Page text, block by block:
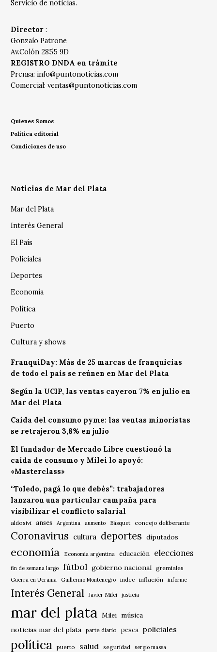
Servicio de noticias.
Director :
Gonzalo Patrone
Av.Colón 2855 9D
REGISTRO DNDA en trámite
Prensa: info@puntonoticias.com
Comercial:ventas@puntonoticias.com
Quienes Somos
Política editorial
Condiciones de uso
Noticias de Mar del Plata
Mar del Plata
Interés General
El País
Policiales
Deportes
Economía
Política
Puerto
Cultura y shows
FranquiDay: Más de 25 marcas de franquicias
de todo el país se reúnen en Mar del Plata
Según la UCIP, las ventas cayeron 7% en julio en
Mar del Plata
Caída del consumo pyme: las ventas minoristas
se retrajeron 3,8% en julio
El fundador de Mercado Libre cuestionó la
caída de consumo y Milei lo apoyó:
«Masterclass»
“Toledo, pagá lo que debés”: trabajadores
lanzaron una particular campaña para
visibilizar el conflicto salarial
aldosivi anses Argentina aumento Básquet concejo deliberante
Coronavirus cultura deportes diputados
economía Economía argentina educación elecciones
fin de semana largo fútbol gobierno nacional gremiales
Guerra en Ucrania Guillermo Montenegro indec inflación informe
Interés General Javier Milei justicia
mar del plata Milei música
noticias mar del plata
parte diario pesca policiales
política puerto salud seguridad sergio massa